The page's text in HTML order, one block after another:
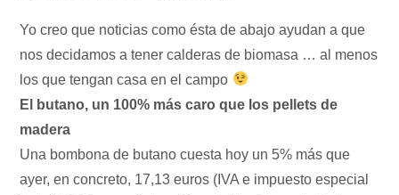
Yo creo que noticias como ésta de abajo ayudan a que
nos decidamos a tener calderas de biomasa … al menos
los que tengan casa en el campo
El butano, un 100% más caro que los pellets de
madera
Una bombona de butano cuesta hoy un 5% más que
ayer, en concreto, 17,13 euros (IVA e impuesto especial